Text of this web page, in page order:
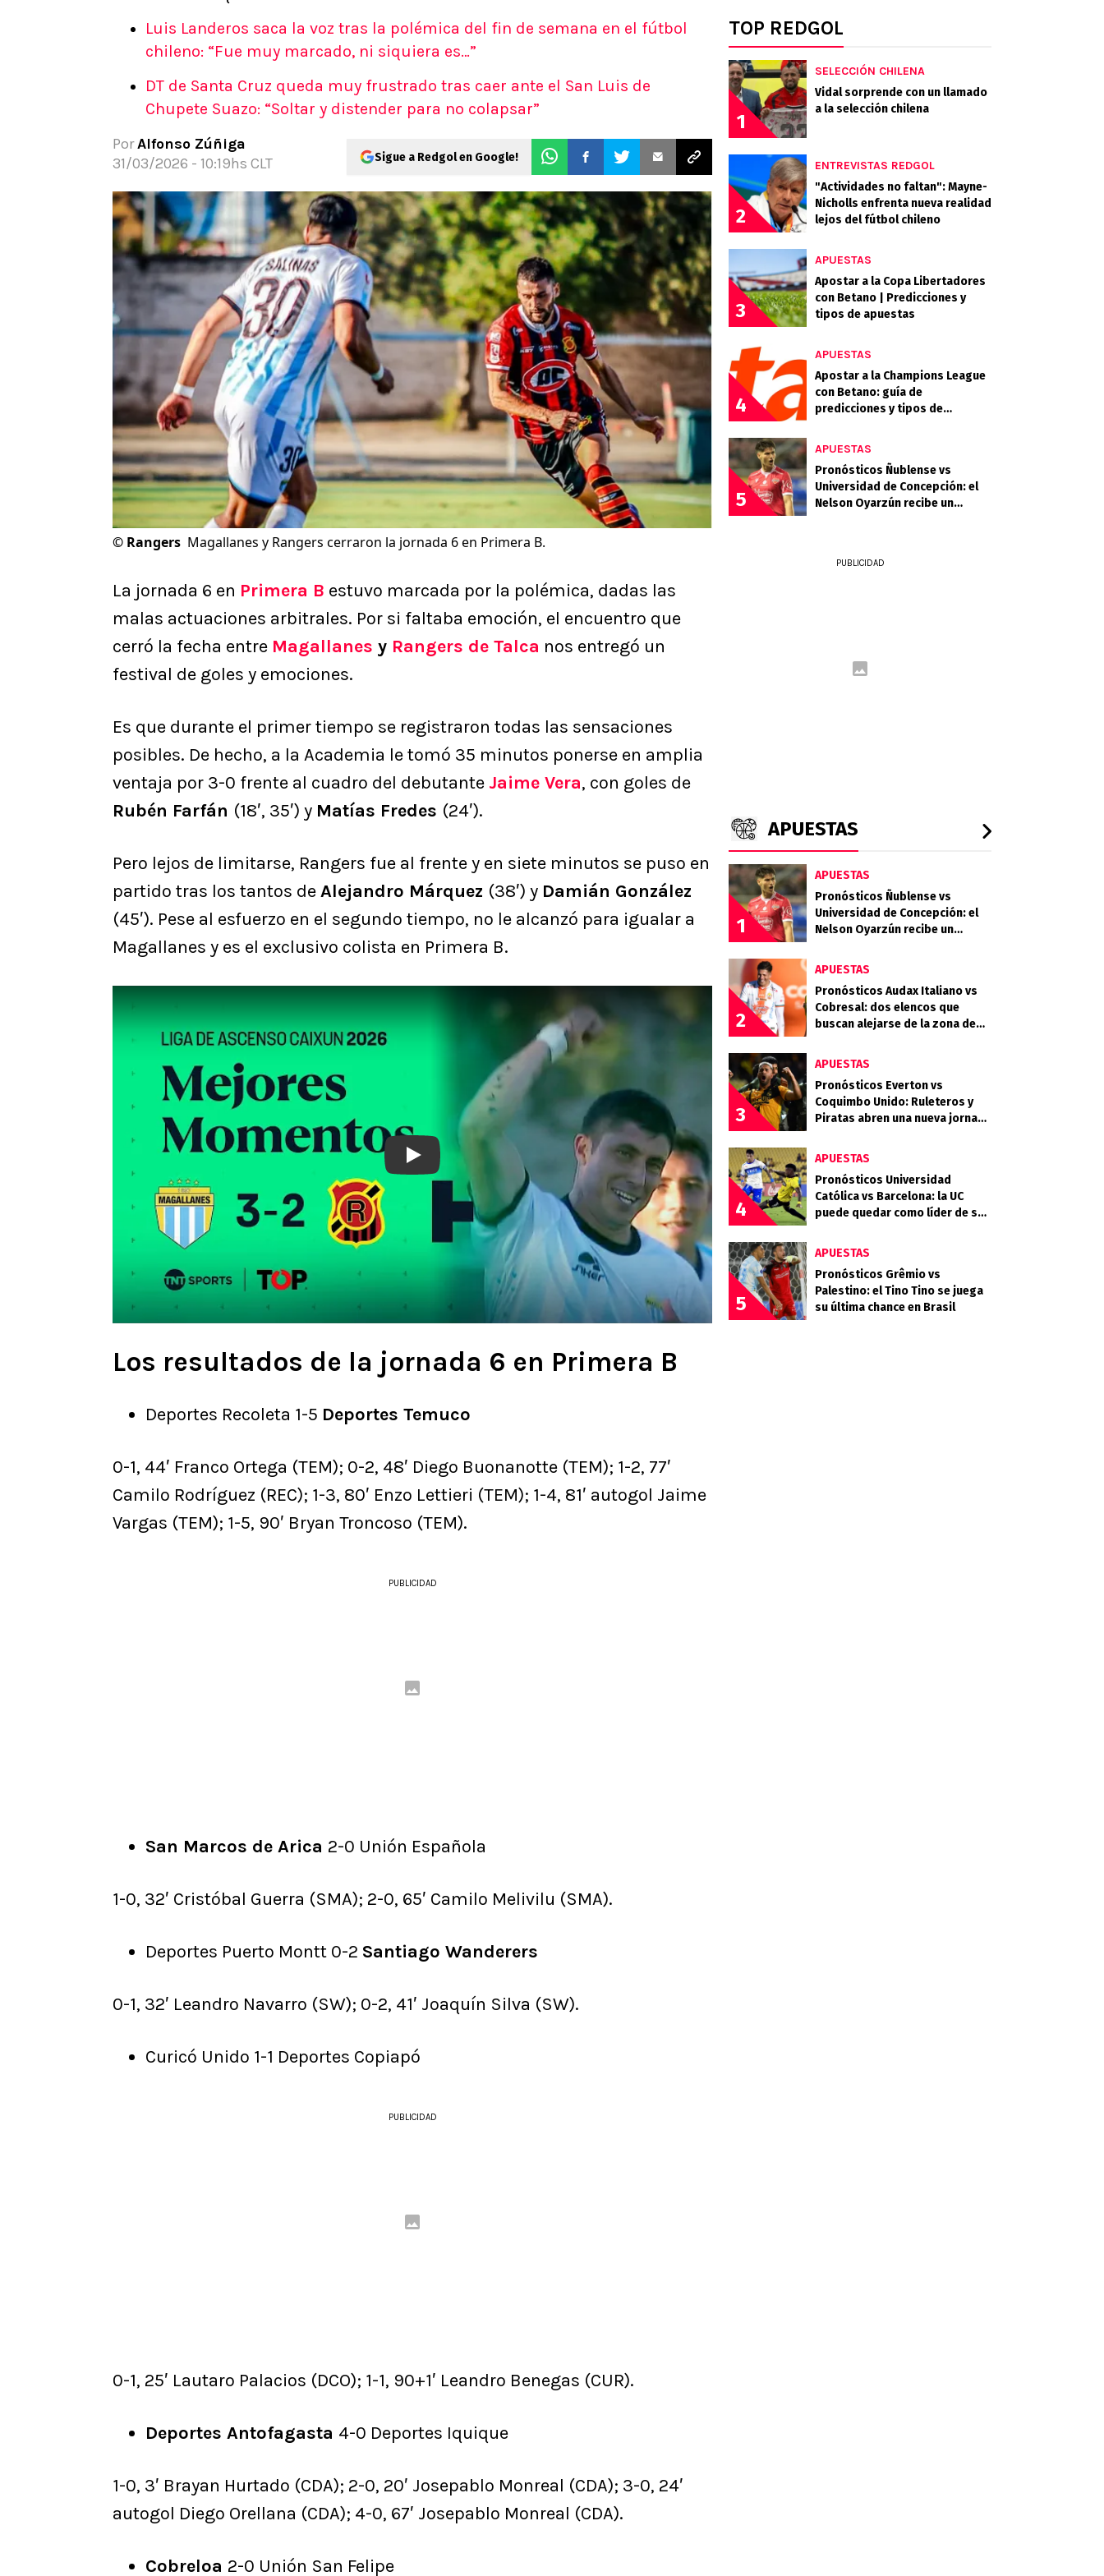
Apuestas Mundial 2026
Luis Landeros saca la voz tras la polémica del fin de semana en el fútbol
chileno: “Fue muy marcado, ni siquiera es…”
DT de Santa Cruz queda muy frustrado tras caer ante el San Luis de
Chupete Suazo: “Soltar y distender para no colapsar”
PorAlfonso Zúñiga
31/03/2026 - 10:19hs CLT
Sigue a Redgol en Google!
© Rangers Magallanes y Rangers cerraron la jornada 6 en Primera B.
La jornada 6 en Primera B estuvo marcada por la polémica, dadas las
malas actuaciones arbitrales. Por si faltaba emoción, el encuentro que
cerró la fecha entre Magallanes y Rangers de Talca nos entregó un
festival de goles y emociones.
Es que durante el primer tiempo se registraron todas las sensaciones
posibles. De hecho, a la Academia le tomó 35 minutos ponerse en amplia
ventaja por 3-0 frente al cuadro del debutante Jaime Vera, con goles de
Rubén Farfán (18′, 35′) y Matías Fredes (24′).
Pero lejos de limitarse, Rangers fue al frente y en siete minutos se puso en
partido tras los tantos deAlejandro Márquez (38′) y Damián González
(45′). Pese al esfuerzo en el segundo tiempo, no le alcanzó para igualar a
Magallanes y es el exclusivo colista en Primera B.
Play
Los resultados de la jornada 6 en Primera B
Deportes Recoleta 1-5 Deportes Temuco
0-1, 44′ Franco Ortega (TEM); 0-2, 48′ Diego Buonanotte (TEM); 1-2, 77′
Camilo Rodríguez (REC); 1-3, 80′ Enzo Lettieri (TEM); 1-4, 81′ autogol Jaime
Vargas (TEM); 1-5, 90′ Bryan Troncoso (TEM).
PUBLICIDAD
San Marcos de Arica 2-0 Unión Española
1-0, 32′ Cristóbal Guerra (SMA); 2-0, 65′ Camilo Melivilu (SMA).
Deportes Puerto Montt 0-2 Santiago Wanderers
0-1, 32′ Leandro Navarro (SW); 0-2, 41′ Joaquín Silva (SW).
Curicó Unido 1-1 Deportes Copiapó
PUBLICIDAD
0-1, 25′ Lautaro Palacios (DCO); 1-1, 90+1′ Leandro Benegas (CUR).
Deportes Antofagasta 4-0 Deportes Iquique
1-0, 3′ Brayan Hurtado (CDA); 2-0, 20′ Josepablo Monreal (CDA); 3-0, 24′
autogol Diego Orellana (CDA); 4-0, 67′ Josepablo Monreal (CDA).
Cobreloa 2-0 Unión San Felipe
TOP REDGOL
1
SELECCIÓN CHILENA
Vidal sorprende con un llamado
a la selección chilena
2
ENTREVISTAS REDGOL
"Actividades no faltan": Mayne-
Nicholls enfrenta nueva realidad
lejos del fútbol chileno
3
APUESTAS
Apostar a la Copa Libertadores
con Betano | Predicciones y
tipos de apuestas
4
APUESTAS
Apostar a la Champions League
con Betano: guía de
predicciones y tipos de
5
APUESTAS
Pronósticos Ñublense vs
Universidad de Concepción: el
Nelson Oyarzún recibe un
PUBLICIDAD
APUESTAS
1
APUESTAS
Pronósticos Ñublense vs
Universidad de Concepción: el
Nelson Oyarzún recibe un
2
APUESTAS
Pronósticos Audax Italiano vs
Cobresal: dos elencos que
buscan alejarse de la zona de
3
APUESTAS
Pronósticos Everton vs
Coquimbo Unido: Ruleteros y
Piratas abren una nueva jornada
4
APUESTAS
Pronósticos Universidad
Católica vs Barcelona: la UC
puede quedar como líder de su
5
APUESTAS
Pronósticos Grêmio vs
Palestino: el Tino Tino se juega
su última chance en Brasil